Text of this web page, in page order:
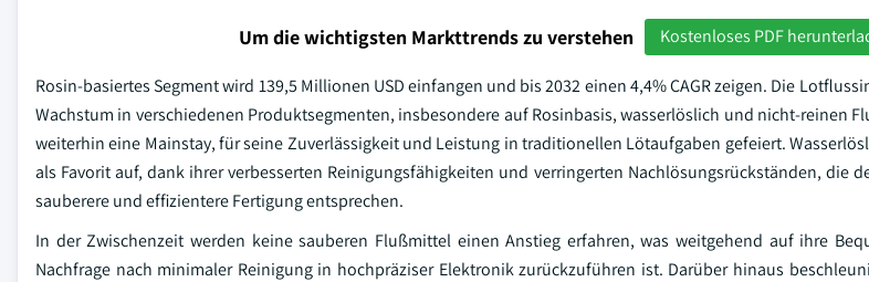
Um die wichtigsten Markttrends zu verstehen Kostenloses PDF
Rosin-basiertes Segment wird 139,5 Millionen USD einfangen und bis 2032 einen 4,4% CAGR zeigen. Die
Wachstum in verschiedenen Produktsegmenten, insbesondere auf Rosinbasis, wasserlöslich und nicht-reinen
weiterhin eine Mainstay, für seine Zuverlässigkeit und Leistung in traditionellen Lötaufgaben gefeiert.
als Favorit auf, dank ihrer verbesserten Reinigungsfähigkeiten und verringerten Nachlösungsrückständen, die
sauberere und effizientere Fertigung entsprechen.
In der Zwischenzeit werden keine sauberen Flußmittel einen Anstieg erfahren, was weitgehend auf ihre
Nachfrage nach minimaler Reinigung in hochpräziser Elektronik zurückzuführen ist. Darüber hinaus